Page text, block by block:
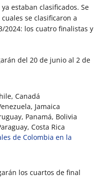
estaban clasificados. Se
se clasificaron a
2024: los cuatro finalistas y
del 20 de junio al 2 de
Canadá
Jamaica
Panamá, Bolivia
Costa Rica
de Colombia en la
los cuartos de final